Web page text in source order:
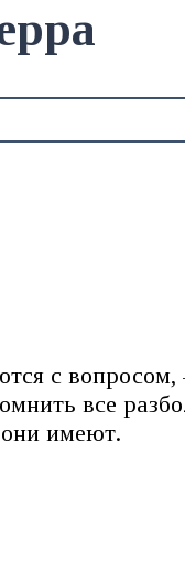
с вопросом,
все
имеют.